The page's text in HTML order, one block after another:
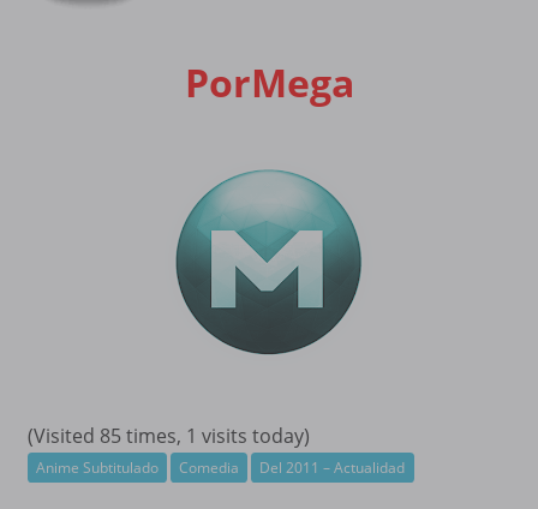
PorMega
(Visited 85 times, 1 visits today)
Anime Subtitulado Comedia Del 2011 – Actualidad